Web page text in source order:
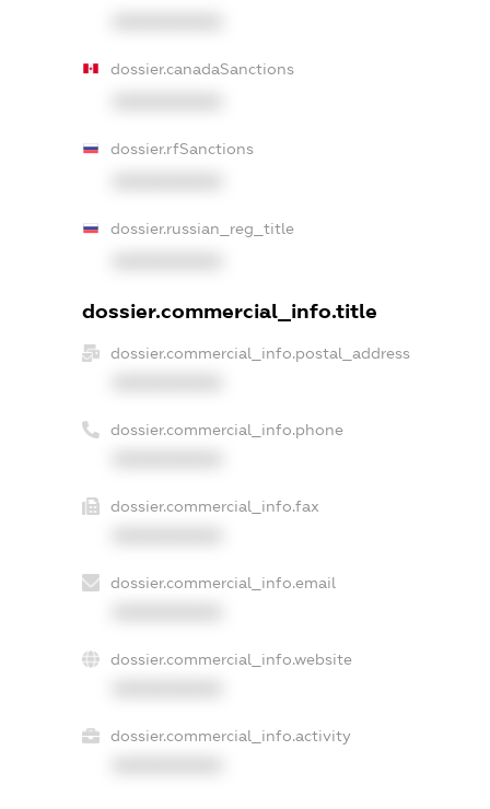
dossier.canadaSanctions
dossier.rfSanctions
dossier.russian_reg_title
dossier.commercial_info.title
dossier.commercial_info.postal_address
dossier.commercial_info.phone
dossier.commercial_info.fax
dossier.commercial_info.email
dossier.commercial_info.website
dossier.commercial_info.activity